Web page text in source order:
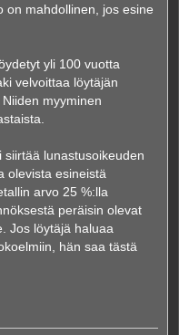
on mahdollinen, jos esine
yli 100 vuotta
velvoittaa löytäjän
myyminen
lunastusoikeuden
olevista esineistä
arvo 25 %:lla
peräisin olevat
Jos löytäjä haluaa
hän saa tästä